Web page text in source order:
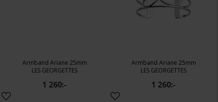
Armband Ariane 25mm
LES GEORGETTES
1 260:-
Armband Ariane 25mm
LES GEORGETTES
1 260:-